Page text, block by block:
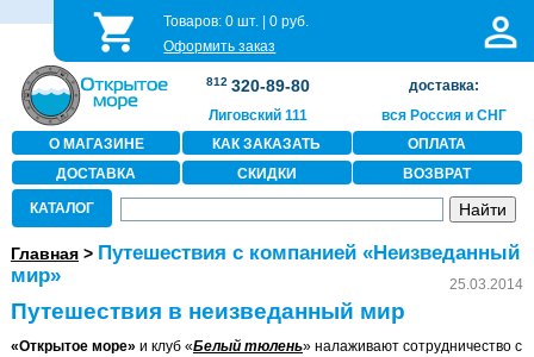
Товаров:0 шт. |0 руб.
Оформить заказ
812 320-89-80
Лиговский 111
доставка:
вся Россия и СНГ
О МАГАЗИНЕ
КАК ЗАКАЗАТЬ
ОПЛАТА
ДОСТАВКА
СКИДКИ ВОЗВРАТ
КАТАЛОГ
Главная> Путешествия с компанией «Неизведанный
мир»
25.03.2014
Путешествия в неизведанный мир
«Открытое море» и клуб «Белый тюлень» налаживают сотрудничество с